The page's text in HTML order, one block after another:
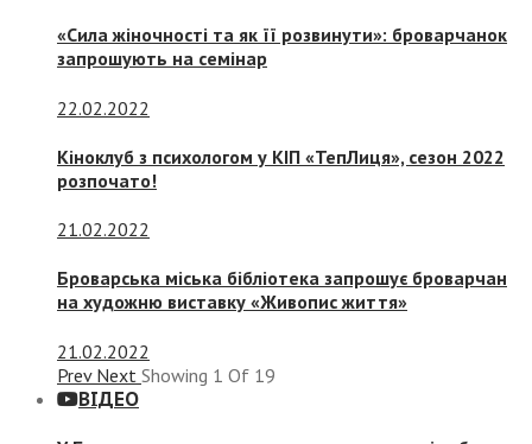
«Сила жіночності та як її розвинути»: броварчанок
запрошують на семінар
22.02.2022
Кіноклуб з психологом у КІП «ТепЛиця», сезон 2022
розпочато!
21.02.2022
Броварська міська бібліотека запрошує броварчан
на художню виставку «Живопис життя»
21.02.2022
Prev Next Showing 1 Of 19
ВІДЕО